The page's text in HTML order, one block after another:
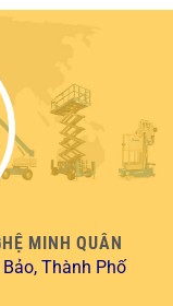
MINH QUÂN
Thành Phố